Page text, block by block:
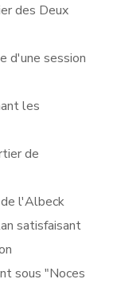
des Deux
d'une session
les
de
l'Albeck
satisfaisant
sous "Noces